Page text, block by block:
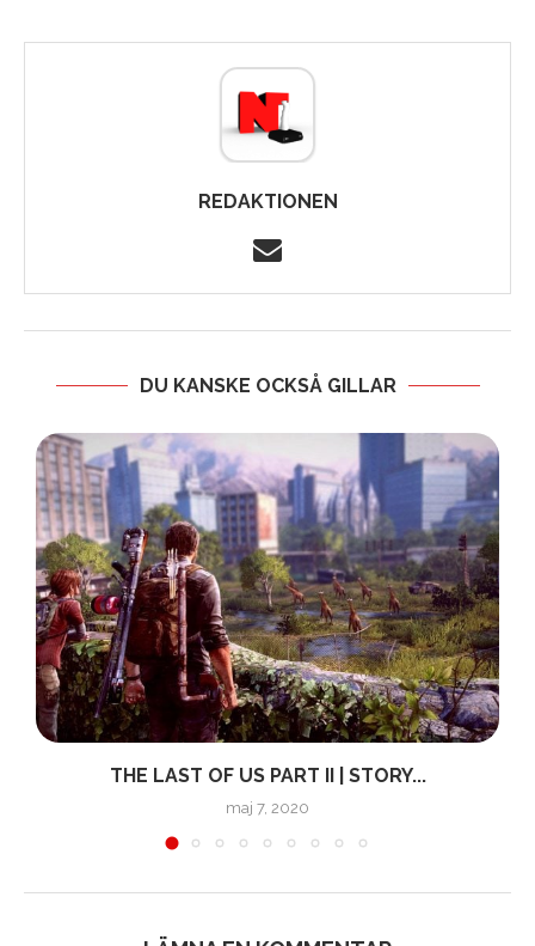
REDAKTIONEN
DU KANSKE OCKSÅ GILLAR
THE LAST OF US PART II | STORY...
maj 7, 2020